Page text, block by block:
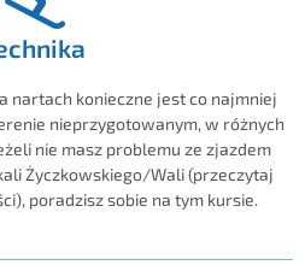
nartach konieczne jest co najmniej
nieprzygotowanym, w różnych
nie masz problemu ze zjazdem
Życzkowskiego/Wali (przeczytaj
poradzisz sobie na tym kursie.